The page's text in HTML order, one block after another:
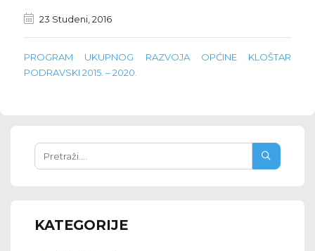
23 Studeni, 2016
PROGRAM UKUPNOG RAZVOJA OPĆINE KLOŠTAR
PODRAVSKI 2015. – 2020.
KATEGORIJE